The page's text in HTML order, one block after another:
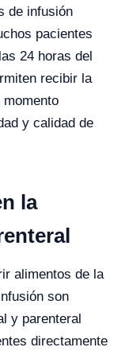
de infusión
pacientes
24 horas del
recibir la
y calidad de
la
alimentos de la
son
y parenteral
directamente